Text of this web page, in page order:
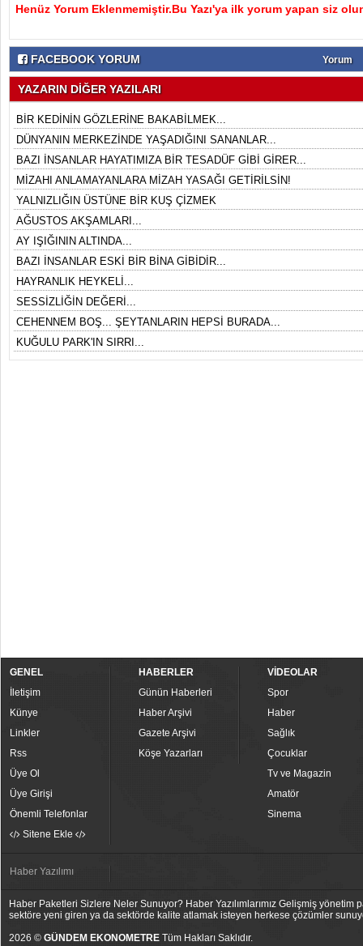
Henüz Yorum Eklenmemiştir.Bu Yazı'ya ilk yorum yapan siz
FACEBOOK YORUM Yorum
YAZARIN DİĞER YAZILARI
BİR KEDİNİN GÖZLERİNE BAKABİLMEK...
DÜNYANIN MERKEZİNDE YAŞADIĞINI SANANLAR...
BAZI İNSANLAR HAYATIMIZA BİR TESADÜF GİBİ GİRER...
MİZAHI ANLAMAYANLARA MİZAH YASAĞI GETİRİLSİN!
YALNIZLIĞIN ÜSTÜNE BİR KUŞ ÇİZMEK
AĞUSTOS AKŞAMLARI...
AY IŞIĞININ ALTINDA...
BAZI İNSANLAR ESKİ BİR BİNA GİBİDİR...
HAYRANLIK HEYKELİ...
SESSİZLİĞİN DEĞERİ...
CEHENNEM BOŞ... ŞEYTANLARIN HEPSİ BURADA...
KUĞULU PARK'IN SIRRI...
GENEL
İletişim
Künye
Linkler
Rss
Üye Ol
Üye Girişi
Önemli Telefonlar
Sitene Ekle
HABERLER
Günün Haberleri
Haber Arşivi
Gazete Arşivi
Köşe Yazarları
VİDEOLAR
Spor
Haber
Sağlık
Çocuklar
Tv ve Magazin
Amatör
Sinema
Haber Yazılımı
Haber Paketleri Sizlere Neler Sunuyor? Haber Yazılımlarımız Gelişmiş
sektöre yeni giren ya da sektörde kalite atlamak isteyen herkese çözümler
2026 © GÜNDEM EKONOMETRE Tüm Hakları Saklıdır.